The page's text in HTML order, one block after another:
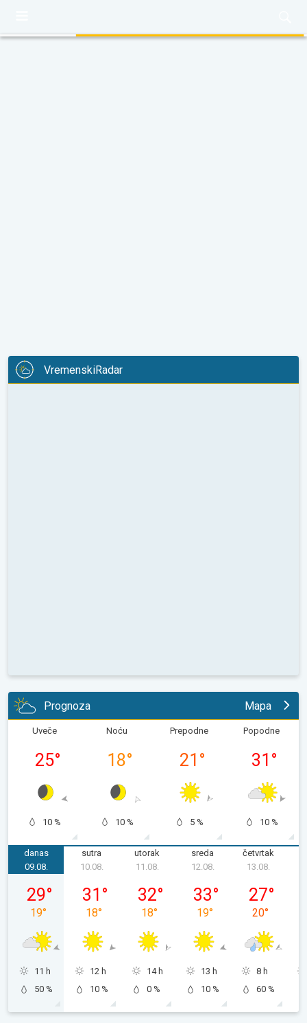
VremenskiRadar
Prognoza Mapa
Uveče
25°
10 %
Noću
18°
10 %
Prepodne
21 °
5 %
Popodne
31 °
10 %
danas
nedelja, 09. 08.
09.08.
29°
19°
11 h
50 %
sutra
10.08.
31 °
18°
12 h
10 %
utorak
11.08.
32°
18°
14 h
0 %
sreda
12.08.
33°
19°
13 h
10 %
četvrtak
13.08.
27°
20°
8 h
60 %